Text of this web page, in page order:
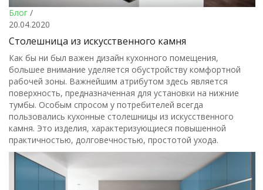
Блог /
20.04.2020
Столешница из искусственного камня
Как бы ни был важен дизайн кухонного помещения,
большее внимание уделяется обустройству комфортной
рабочей зоны. Важнейшим атрибутом здесь является
поверхность, предназначенная для установки на нижние
тумбы. Особым спросом у потребителей всегда
пользовались кухонные столешницы из искусственного
камня. Это изделия, характеризующиеся повышенной
практичностью, долговечностью, простотой ухода.